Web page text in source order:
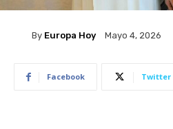
By Europa Hoy Mayo 4, 2026
Facebook Twitter